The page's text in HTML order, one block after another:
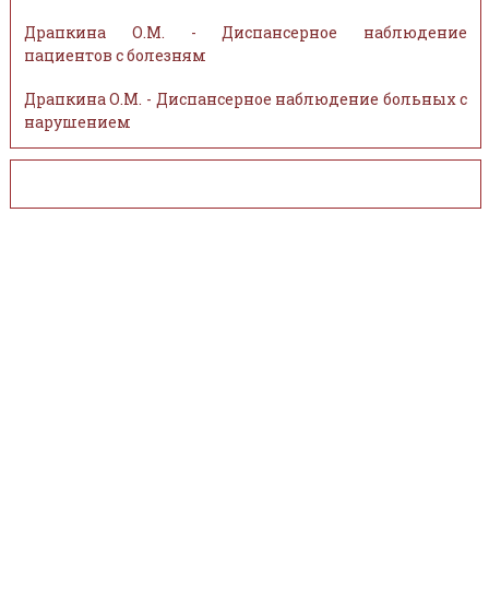
Драпкина О.М. - Диспансерное наблюдение
пациентов с болезням
Драпкина О.М. - Диспансерное наблюдение больных с
нарушением